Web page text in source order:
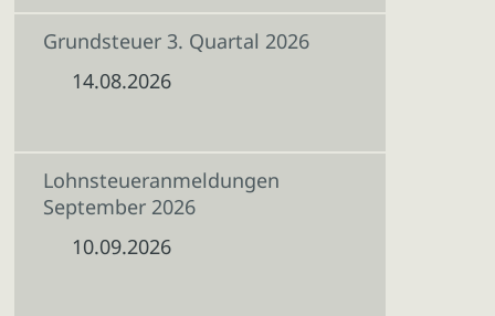
Grundsteuer 3. Quartal 2026
14.08.2026
Lohnsteueranmeldungen
September 2026
10.09.2026